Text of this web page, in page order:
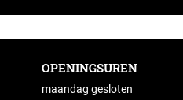
OPENINGSUREN
maandag gesloten